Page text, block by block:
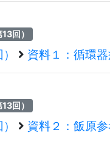
13回）
資料１：循環
13回）
資料２：飯原